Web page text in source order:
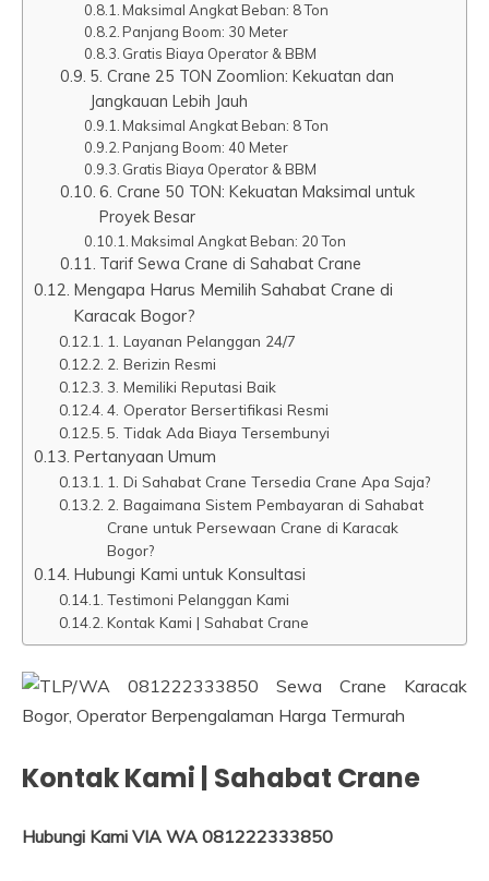
Maksimal Angkat Beban: 8 Ton
Panjang Boom: 30 Meter
Gratis Biaya Operator & BBM
5. Crane 25 TON Zoomlion: Kekuatan dan
Jangkauan Lebih Jauh
Maksimal Angkat Beban: 8 Ton
Panjang Boom: 40 Meter
Gratis Biaya Operator & BBM
6. Crane 50 TON: Kekuatan Maksimal untuk
Proyek Besar
Maksimal Angkat Beban: 20 Ton
Tarif Sewa Crane di Sahabat Crane
Mengapa Harus Memilih Sahabat Crane di
Karacak Bogor?
1. Layanan Pelanggan 24/7
2. Berizin Resmi
3. Memiliki Reputasi Baik
4. Operator Bersertifikasi Resmi
5. Tidak Ada Biaya Tersembunyi
Pertanyaan Umum
1. Di Sahabat Crane Tersedia Crane Apa Saja?
2. Bagaimana Sistem Pembayaran di Sahabat
Crane untuk Persewaan Crane di Karacak
Bogor?
Hubungi Kami untuk Konsultasi
Testimoni Pelanggan Kami
Kontak Kami | Sahabat Crane
Kontak Kami | Sahabat Crane
Hubungi Kami VIA WA 081222333850